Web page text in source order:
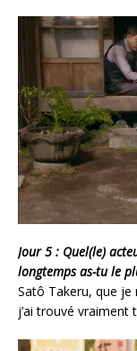
Jour 5 : Quel(le)
longtemps as-tu le
Satô Takeru, que je
j’ai trouvé vraiment